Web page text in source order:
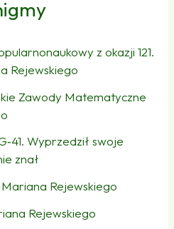
z okazji 121.
Rejewskiego
Zawody Matematyczne
Wyprzedził swoje
znał
Rejewskiego
Rejewskiego